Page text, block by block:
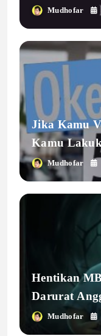
Mudhofar
Jika Kamu
Kamu
Mudhofar
Hentikan
Darurat
DepanMudhofar